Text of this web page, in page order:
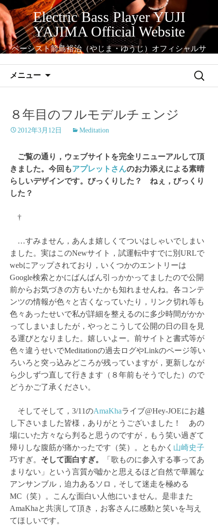
コ
ン
テ
ン
ツ
へ
Electric Bass Player YUJI
YAJIMA Official Website
ベーシスト箭島裕治（やじま・ゆうじ）オフィシャルサ
メニュー
検
８年目のフルモデルチェンジ
2012年3月12日 Meditation
ご覧の通り，ウェブサイトを完全リニューアルして頂
きました。今回もアプレットさんのお力添えによる素晴
らしいデザインです。びっくりした？ ねぇ，びっくり
した？
†
…すみません，あんま嬉しくてついはしゃいでしまい
ました。実はこのNewサイト，試運転中すでに別URLで
webにアップされており，いくつかのエントリーは
Google検索とかにばんばん引っかかってましたので公開
前からお気づきの方もいたかも知れませんね。各コンテ
ンツの情報が色々と古くなっていたり，リンク切れ等も
色々あったせいで私が詳細を整えるのに多少時間がかか
ってしまいましたが，やっとこうして公開の日の目を見
る運びとなりました。嬉しいよー。前サイトと書式等が
色々違うせいでMeditationの過去ログやLinkのページ等い
ろいろと突っ込みどころが残っていますが，更新しなが
ら少しずつ直して行きます（８年前もそうでした）ので
どうかご了承ください。
そしてそして，3/11のAmaKhaライブ@Hey-JOEにお越
し下さいました皆様，ありがとうございました！ あの
場にいた方々なら判ると思うのですが，もう笑い過ぎて
帰りしな腹筋が痛かったです（笑）。ともかく 山崎史子
巧すぎ。 そして面白すぎ。
「歌ものに参入する事ってあ
まりない」という言質が嘘かと思えるほど自然で華麗な
アンサンブル，迫力あるソロ，そして迷走を極める
MC（笑）。こんな面白い人他にいません。是非また
AmaKhaと共演して頂き，お客さんに感動と笑いを与え
てほしいです。